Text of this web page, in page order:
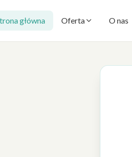
główna Oferta O nas